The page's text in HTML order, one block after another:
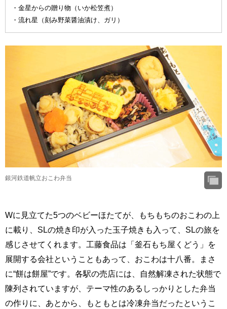
・金星からの贈り物（いか松笠煮）
・流れ星（刻み野菜醤油漬け、ガリ）
銀河鉄道帆立おこわ弁当
Wに見立てた5つのベビーほたてが、もちもちのおこわの上
に載り、SLの焼き印が入った玉子焼きも入って、SLの旅を
感じさせてくれます。工藤食品は「釜石もち屋くどう」を
展開する会社ということもあって、おこわは十八番。まさ
に“餅は餅屋”です。各駅の売店には、自然解凍された状態で
陳列されていますが、テーマ性のあるしっかりとした弁当
の作りに、あとから、もともとは冷凍弁当だったというこ